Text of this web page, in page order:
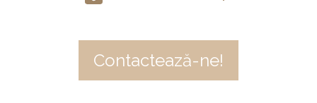
Contactează-ne!